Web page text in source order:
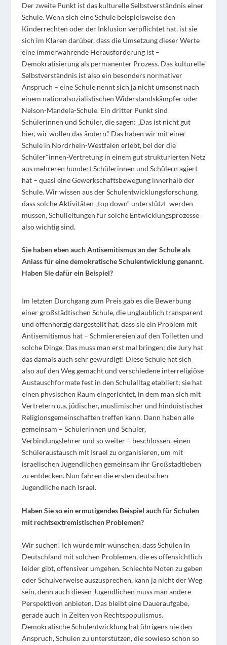
Der zweite Punkt ist das kulturelle Selbstverständnis einer
Schule. Wenn sich eine Schule beispielsweise den
Kinderrechten oder der Inklusion verpflichtet hat, ist sie
sich im Klaren darüber, dass die Umsetzung dieser Werte
eine immerwährende Herausforderung ist –
Demokratisierung als permanenter Prozess. Das kulturelle
Selbstverständnis ist also ein besonders normativer
Anspruch – eine Schule nennt sich ja nicht umsonst nach
einem nationalsozialistischen Widerstandskämpfer oder
Nelson-Mandela-Schule. Ein dritter Punkt sind
Schülerinnen und Schüler, die sagen: „Das ist nicht gut
hier, wir wollen das ändern.“ Das haben wir mit einer
Schule in Nordrhein-Westfalen erlebt, bei der die
Schüler*innen-Vertretung in einem gut strukturierten Netz
aus mehreren hundert Schülerinnen und Schülern agiert
hat – quasi eine Gewerkschaftsbewegung innerhalb der
Schule. Wir wissen aus der Schulentwicklungsforschung,
dass solche Aktivitäten „top down“ unterstützt werden
müssen, Schulleitungen für solche Entwicklungsprozesse
also wichtig sind.
Sie haben eben auch Antisemitismus an der Schule als
Anlass für eine demokratische Schulentwicklung genannt.
Haben Sie dafür ein Beispiel?
Im letzten Durchgang zum Preis gab es die Bewerbung
einer großstädtischen Schule, die unglaublich transparent
und offenherzig dargestellt hat, dass sie ein Problem mit
Antisemitismus hat – Schmierereien auf den Toiletten und
solche Dinge. Das muss man erst mal bringen; die Jury hat
das damals auch sehr gewürdigt! Diese Schule hat sich
also auf den Weg gemacht und verschiedene interreligiöse
Austauschformate fest in den Schulalltag etabliert; sie hat
einen physischen Raum eingerichtet, in dem man sich mit
Vertretern u.a. jüdischer, muslimischer und hinduistischer
Religionsgemeinschaften treffen kann. Dann haben alle
gemeinsam – Schülerinnen und Schüler,
Verbindungslehrer und so weiter – beschlossen, einen
Schüleraustausch mit Israel zu organisieren, um mit
israelischen Jugendlichen gemeinsam ihr Großstadtleben
zu entdecken. Nun fahren die ersten deutschen
Jugendliche nach Israel.
Haben Sie so ein ermutigendes Beispiel auch für Schulen
mit rechtsextremistischen Problemen?
Wir suchen! Ich würde mir wünschen, dass Schulen in
Deutschland mit solchen Problemen, die es offensichtlich
leider gibt, offensiver umgehen. Schlechte Noten zu geben
oder Schulverweise auszusprechen, kann ja nicht der Weg
sein, denn auch diesen Jugendlichen muss man andere
Perspektiven anbieten. Das bleibt eine Daueraufgabe,
gerade auch in Zeiten von Rechtspopulismus.
Demokratische Schulentwicklung hat übrigens nie den
Anspruch, Schulen zu unterstützen, die sowieso schon so